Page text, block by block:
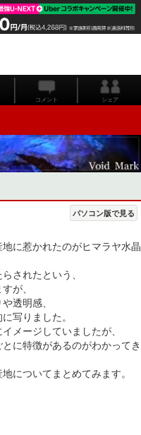
コメント シェア
パソコン版で見る
に惹かれたのがヒマラヤ水晶
されたという、
が、
透明感、
写りました。
メージしていましたが、
に特徴があるのがわかってき
についてまとめてみます。